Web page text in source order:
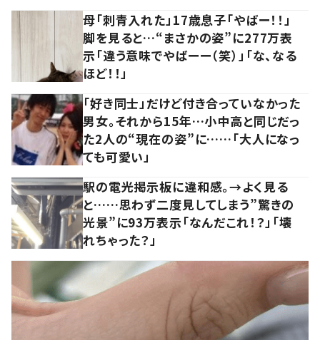
母「刺青入れた」17歳息子「やばー！！」
脚を見ると…“まさかの姿”に277万表
示「違う意味でやばーー（笑）」「な、なる
ほど！！」
「好き同士」だけど付き合っていなかった
男女。それから15年…小中高と同じだっ
た2人の“現在の姿”に……「大人になっ
ても可愛い」
駅の電光掲示板に違和感。→よく見る
と……思わず二度見してしまう”驚きの
光景”に93万表示「なんだこれ！？」「壊
れちゃった？」